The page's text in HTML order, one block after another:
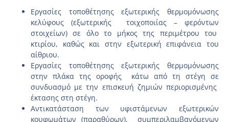
Εργασίες τοποθέτησης εξωτερικής θερμομόνωσης
κελύφους (εξωτερικής τοιχοποιίας – φερόντων
στοιχείων) σε όλο το μήκος της περιμέτρου του
κτιρίου, καθώς και στην εξωτερική επιφάνεια του
αίθριου.
Εργασίες τοποθέτησης εξωτερικής θερμομόνωσης
στην πλάκα της οροφής κάτω από τη στέγη σε
συνδυασμό με την επισκευή ζημιών περιορισμένης
έκτασης στη στέγη.
Αντικατάσταση των υφιστάμενων εξωτερικών
κουφωμάτων (παραθύρων), συμπεριλαμβανόμενων